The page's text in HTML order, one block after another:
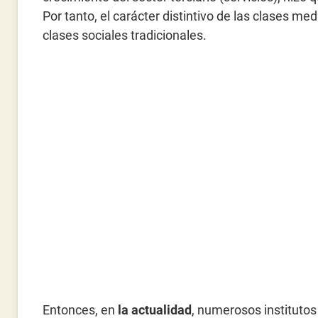
Por tanto, el carácter distintivo de las clases
clases sociales tradicionales.
Entonces, en la actualidad, numerosos